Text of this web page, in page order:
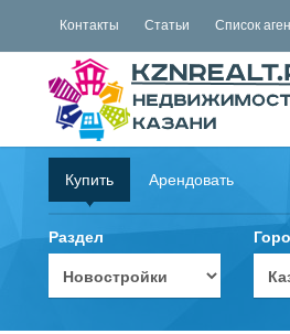
Контакты Статьи Список
Купить Арендовать
Раздел